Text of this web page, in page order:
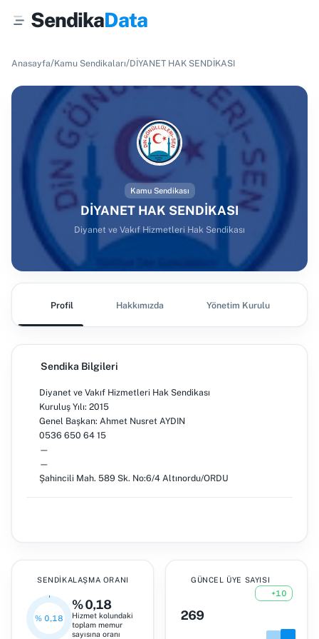
SendikaData
Anasayfa/Kamu Sendikaları/DİYANET HAK SENDİKASI
Kamu Sendikası
DİYANET HAK SENDİKASI
Diyanet ve Vakıf Hizmetleri Hak Sendikası
Profil Hakkımızda Yönetim Kurulu
Sendika Bilgileri
Diyanet ve Vakıf Hizmetleri Hak Sendikası
Kuruluş Yılı: 2015
Genel Başkan: Ahmet Nusret AYDIN
0536 650 64 15
—
—
Şahincili Mah. 589 Sk. No:6/4 Altınordu/ORDU
SENDIKALAŞMA ORANI
% 0,18
% 0,18
Hizmet kolundaki
toplam memur
sayısına oranı
GÜNCEL ÜYE SAYISI
+10
269